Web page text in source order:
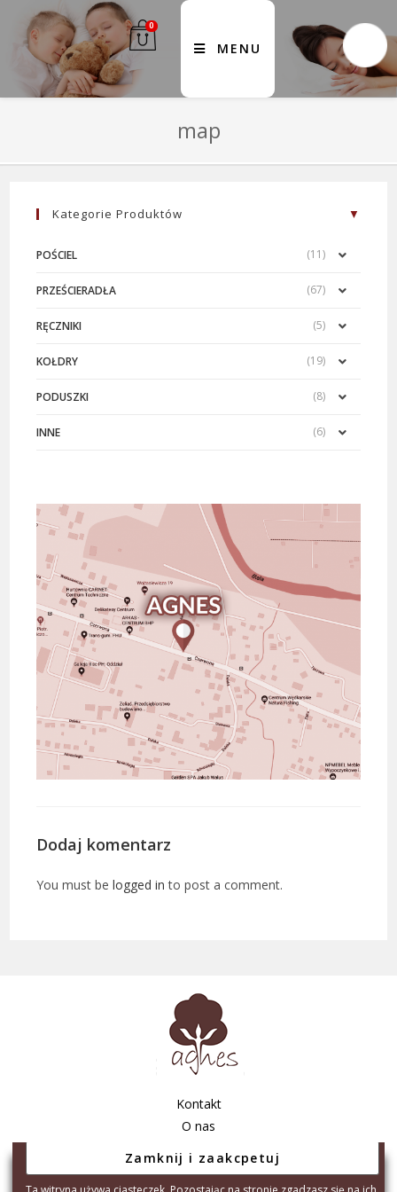
0
MENU
map
Dodaj komentarz
You must belogged in to post a comment.
Kategorie Produktów
POŚCIEL (11)
PRZEŚCIERADŁA (67)
RĘCZNIKI (5)
KOŁDRY (19)
PODUSZKI (8)
INNE (6)
Kontakt
O nas
Polityka prywatności